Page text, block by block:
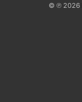
© ℗ 2026